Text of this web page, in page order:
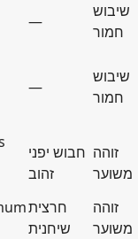
—
שיבוש
חמור
—
שיבוש
חמור
חבוש יפני
זהוב
זוהה
משוער
חרצית
שיחנית
זוהה
משוער